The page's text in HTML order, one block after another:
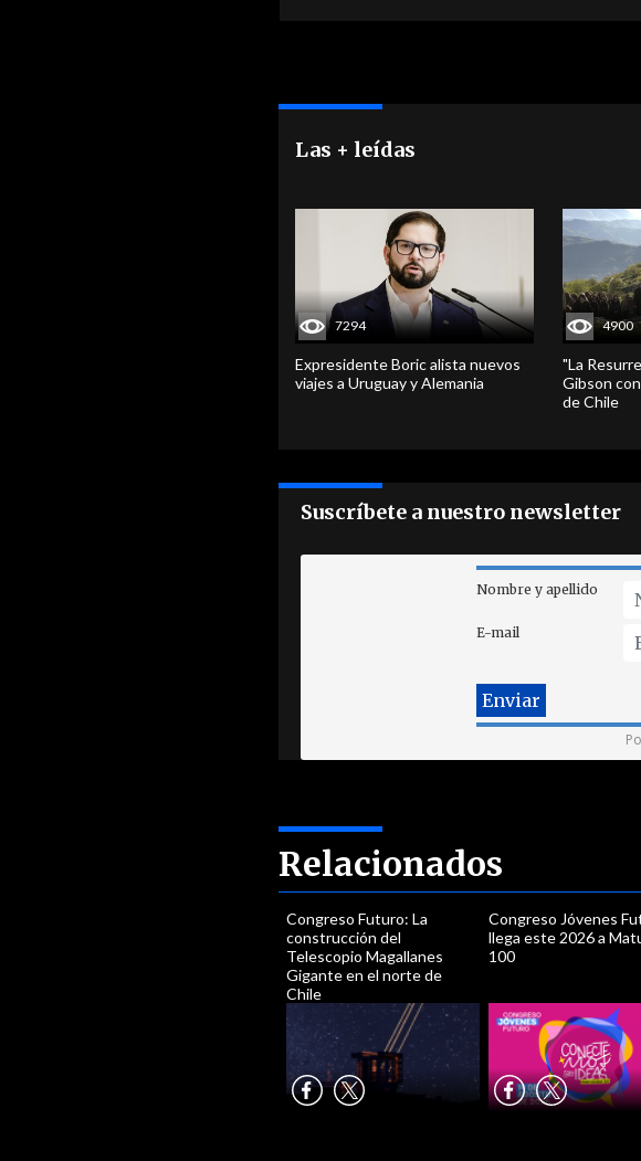
Las + leídas
7294
Expresidente Boric alista nuevos
viajes a Uruguay y Alemania
4900
"La
Gibson
de Chile
Suscríbete a nuestro newsletter
Nombre y apellido
E-mail
Relacionados
Congreso Futuro: La
construcción del
Telescopio Magallanes
Gigante en el norte de
Chile
Congreso Jóvenes
llega este 2026 a
100